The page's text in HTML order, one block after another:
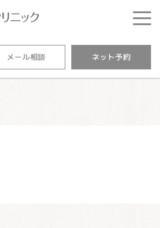
カルナデンタルクリニ
メール相談 ネット予約